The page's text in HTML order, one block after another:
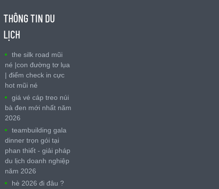
THÔNG TIN DU
LỊCH
the silk road mũi
né |con đường tơ lụa
| điểm check in cực
hot mũi né
giá vé cáp treo núi
bà đen mới nhất năm
2026
teambuilding gala
dinner trọn gói tại
phan thiết - giải pháp
du lịch doanh nghiệp
năm 2026
hè 2026 đi đâu ?